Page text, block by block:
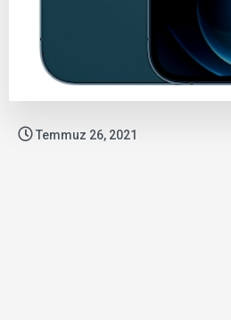
Temmuz 26, 2021